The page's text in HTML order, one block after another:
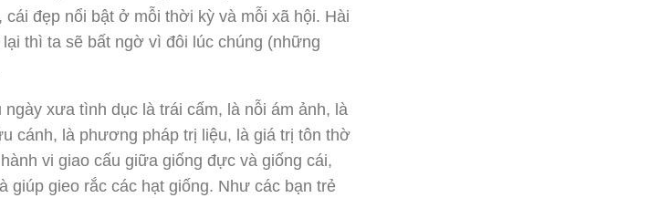
đẹp nổi bật ở mỗi thời kỳ và mỗi xã hội. Hài
thì ta sẽ bất ngờ vì đôi lúc chúng (những
ngày xưa tình dục là trái cấm, là nỗi ám ảnh, là
cánh, là phương pháp trị liệu, là giá trị tôn thờ
vi giao cấu giữa giống đực và giống cái,
giúp gieo rắc các hạt giống. Như các bạn trẻ